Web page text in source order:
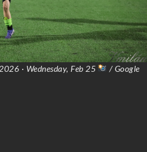
· Wednesday, Feb 25
/ Google